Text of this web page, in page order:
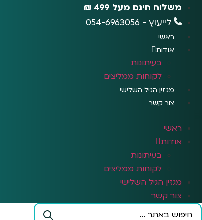
משלוח חינם מעל 499 ₪
לייעוץ - 054-6963056
ראשי
אודות
בעיתונות
לקוחות ממליצים
מגזין הגיל השלישי
צור קשר
ראשי
אודות
בעיתונות
לקוחות ממליצים
מגזין הגיל השלישי
צור קשר
Search